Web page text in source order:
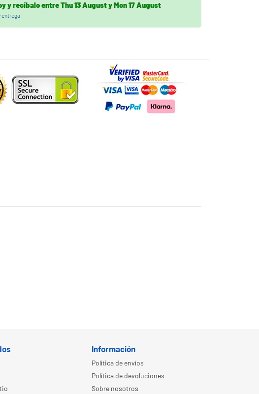
y recíbaloentreThu 13 AugustyMon 17 August
entrega
Información
Política de envíos
Política de devoluciones
Sobre nosotros